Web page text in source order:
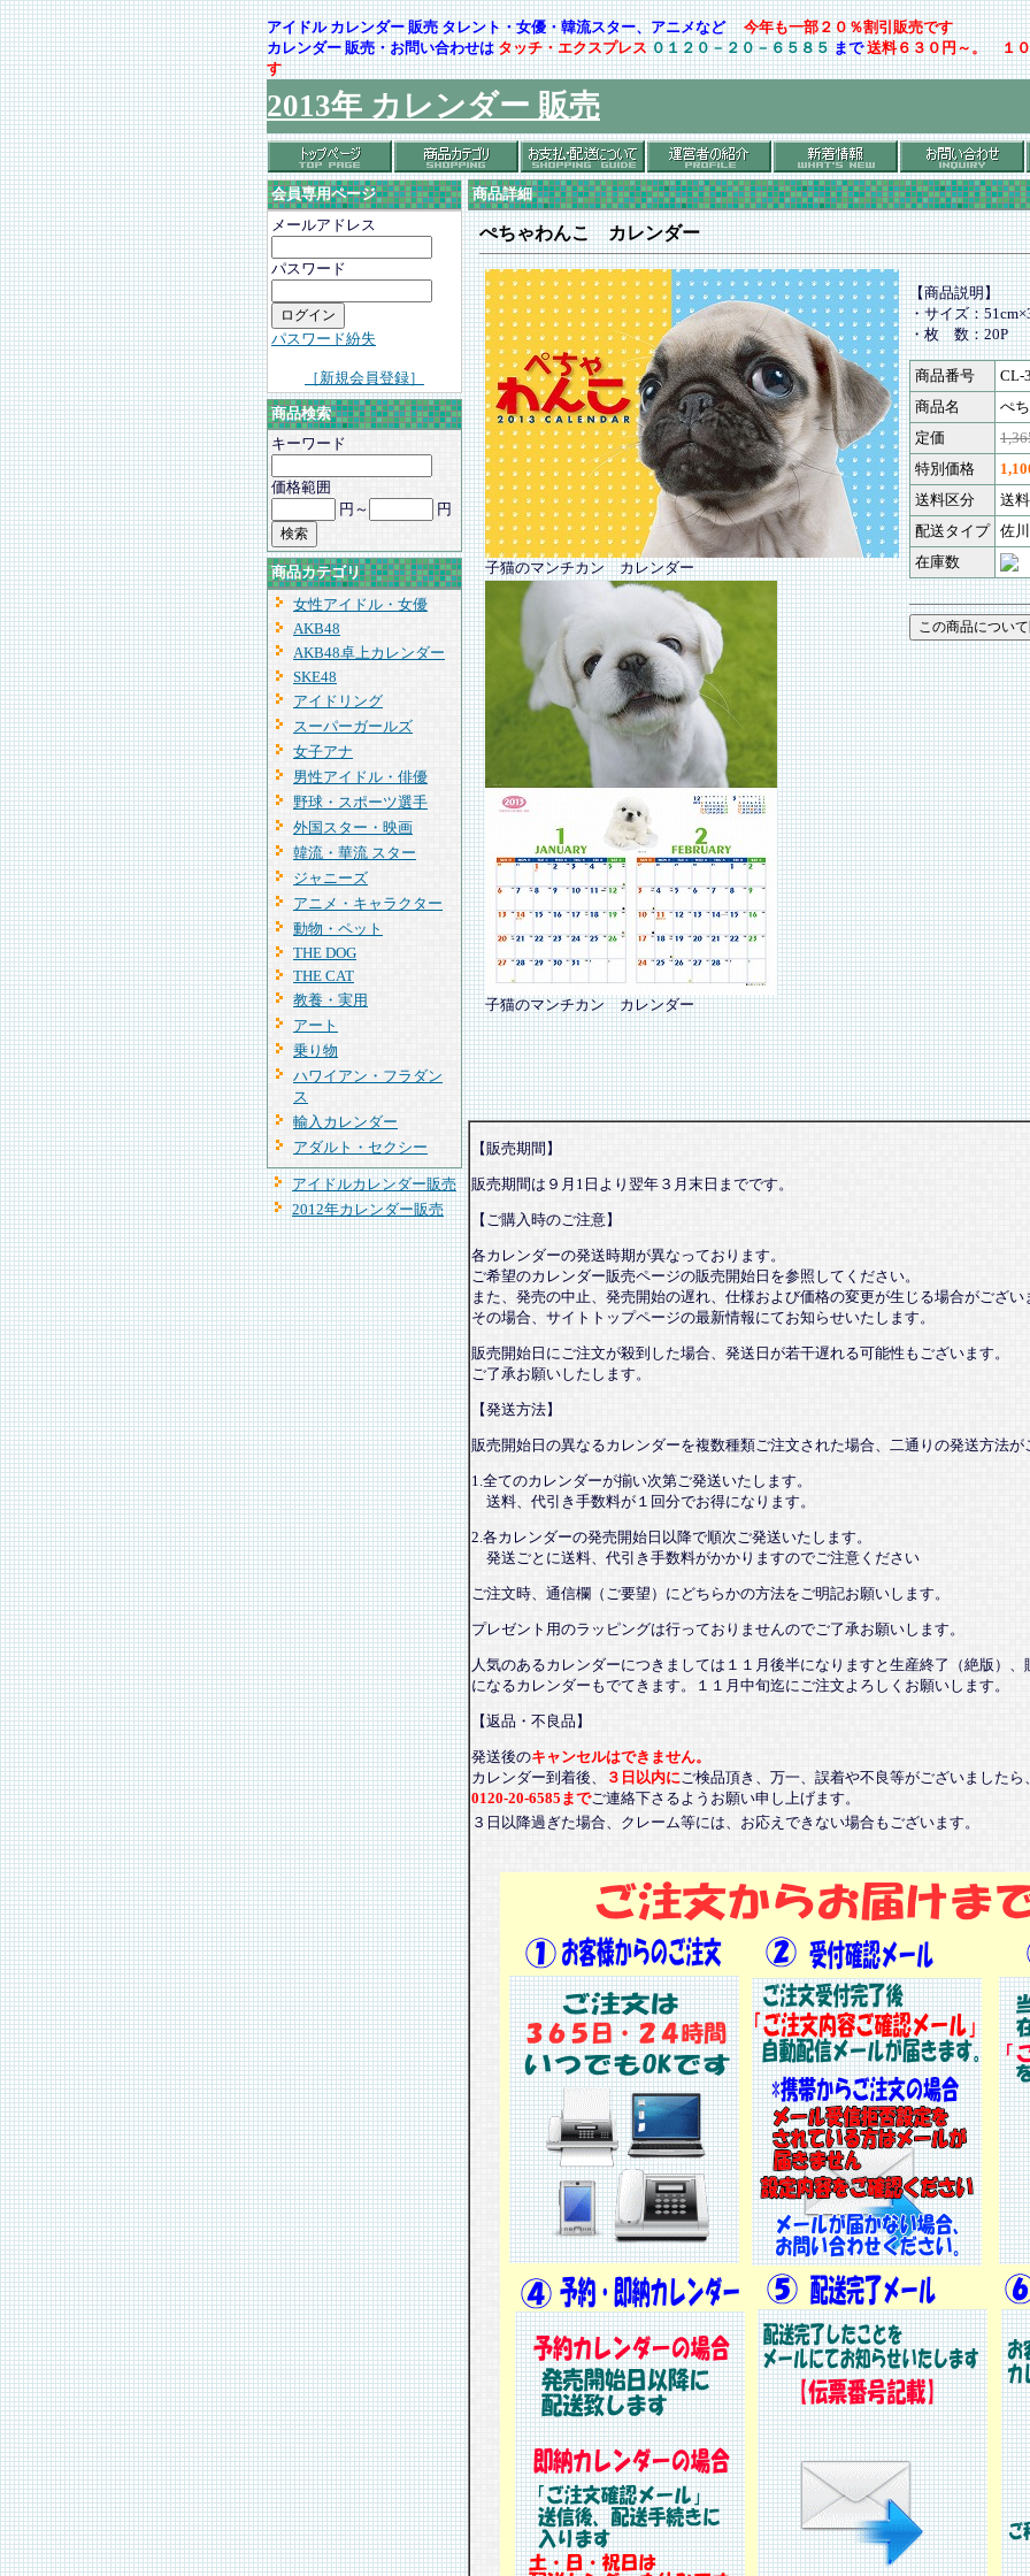
アイドル カレンダー 販売 タレント・女優・韓流スター、アニメなど今年も一部２０％割引販売です
カレンダー 販売・お問い合わせはタッチ・エクスプレス ０１２０－２０－６５８５ まで送料６３０円～。 １
す
2013年 カレンダー 販売
会員専用ページ
メールアドレス
パスワード
パスワード紛失
［新規会員登録］
商品検索
キーワード
価格範囲
円～
円
商品カテゴリ
女性アイドル・女優
AKB48
AKB48卓上カレンダー
SKE48
アイドリング
スーパーガールズ
女子アナ
男性アイドル・俳優
野球・スポーツ選手
外国スター・映画
韓流・華流 スター
ジャニーズ
アニメ・キャラクター
動物・ペット
THE DOG
THE CAT
教養・実用
アート
乗り物
ハワイアン・フラダン
ス
輸入カレンダー
アダルト・セクシー
アイドルカレンダー販売
2012年カレンダー販売
商品詳細
ぺちゃわんこ カレンダー
子猫のマンチカン カレンダー
子猫のマンチカン カレンダー
【商品説明】
・サイズ：
・枚 数：20P
商品番号
CL-
商品名
ぺ
定価
特別価格
送料区分
送
配送タイプ 佐
在庫数
【販売期間】
販売期間は９月1日より翌年３月末日までです。
【ご購入時のご注意】
各カレンダーの発送時期が異なっております。
ご希望のカレンダー販売ページの販売開始日を参照してください。
また、発売の中止、発売開始の遅れ、仕様および価格の変更が生じる場合がござい
その場合、サイトトップページの最新情報にてお知らせいたします。
販売開始日にご注文が殺到した場合、発送日が若干遅れる可能性もございます。
ご了承お願いしたします。
【発送方法】
販売開始日の異なるカレンダーを複数種類ご注文された場合、二通りの発送方法が
1.全てのカレンダーが揃い次第ご発送いたします。
送料、代引き手数料が１回分でお得になります。
2.各カレンダーの発売開始日以降で順次ご発送いたします。
発送ごとに送料、代引き手数料がかかりますのでご注意ください
ご注文時、通信欄（ご要望）にどちらかの方法をご明記お願いします。
プレゼント用のラッピングは行っておりませんのでご了承お願いします。
人気のあるカレンダーにつきましては１１月後半になりますと生産終了（絶版）、
になるカレンダーもでてきます。１１月中旬迄にご注文よろしくお願いします。
【返品・不良品】
発送後のキャンセルはできません。
カレンダー到着後、
３日以内に ご検品頂き、万一、誤着や不良等がございましたら
0120-20-6585までご連絡下さるようお願い申し上げます。
３日以降過ぎた場合、クレーム等には、お応えできない場合もございます。